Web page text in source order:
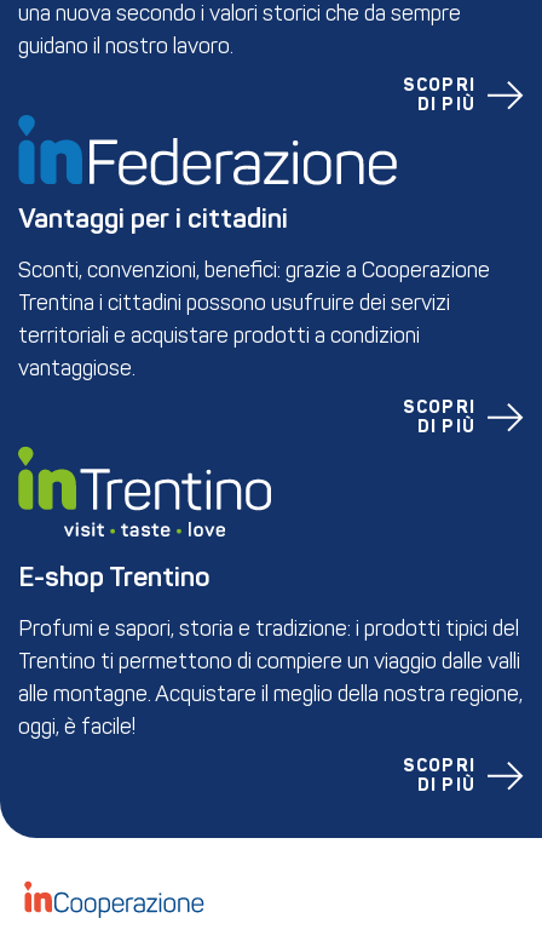
una nuova secondo i valori storici che da sempre
guidano il nostro lavoro.
SCOPRI
DI PIÙ
Vantaggi per i cittadini
Sconti, convenzioni, benefici: grazie a Cooperazione
Trentina i cittadini possono usufruire dei servizi
territoriali e acquistare prodotti a condizioni
vantaggiose.
SCOPRI
DI PIÙ
E-shop Trentino
Profumi e sapori, storia e tradizione: i prodotti tipici del
Trentino ti permettono di compiere un viaggio dalle valli
alle montagne. Acquistare il meglio della nostra regione,
oggi, è facile!
SCOPRI
DI PIÙ